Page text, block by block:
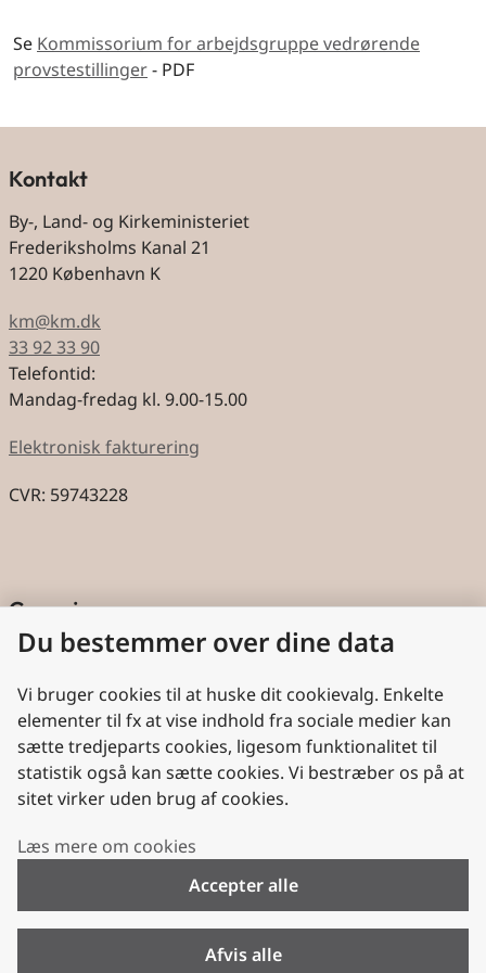
Se Kommissorium for arbejdsgruppe vedrørende
provstestillinger- PDF
Kontakt
By-, Land- og Kirkeministeriet
Frederiksholms Kanal 21
1220 København K
km@km.dk
33 92 33 90
Telefontid:
Mandag-fredag kl. 9.00-15.00
Elektronisk fakturering
CVR: 59743228
Genveje
Cookies
Aktindsigt
Persondatabeskyttelse
Nyttige links
Plan- og Landdistriktsstyrelsen
Folkekirken.dk
Du bestemmer over dine data
Vi bruger cookies til at huske dit cookievalg. Enkelte
elementer til fx at vise indhold fra sociale medier kan
sætte tredjeparts cookies, ligesom funktionalitet til
statistik også kan sætte cookies. Vi bestræber os på at
sitet virker uden brug af cookies.
Læs mere om cookies
Accepter alle
Afvis alle